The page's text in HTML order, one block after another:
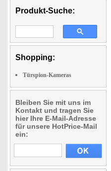
Produkt-Suche:
Shopping:
Türspion-Kameras
Bleiben Sie mit uns im
Kontakt und tragen Sie
hier Ihre E-Mail-Adresse
für unsere HotPrice-Mail
ein: